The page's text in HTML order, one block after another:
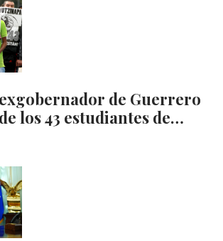
de Guerrero
los 43 estudiantes de…